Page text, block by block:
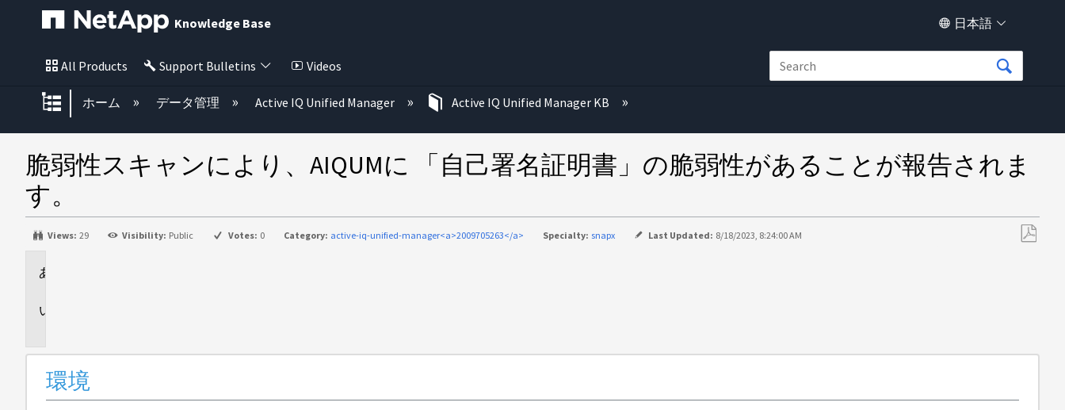
Knowledge Base 日本語
All Products Support Bulletins Videos
グローバル階層を展開/折りたたむ
ホーム データ管理 Active IQ Unified Manager Active IQ Unified Manager KB
脆弱性スキャンにより、AIQUMに 「自己署名証明書」の脆弱性があることが報告されま
す。
Views: 29 Visibility: Public Votes: 0 Category: active-iq-unified-manager<a>2009705263</a> Specialty: snapx Last Updated: 8/18/2023, 8:24:00 AM
環境